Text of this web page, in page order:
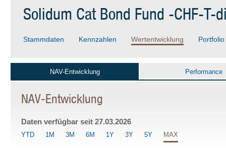
Solidum Cat Bond Fund -CHF-T-
Stammdaten Kennzahlen Wertentwicklung Portfolio
NAV-Entwicklung Performance
NAV-Entwicklung
Daten verfügbar seit 27.03.2026
YTD 1M 3M 6M 1Y 3Y 5Y MAX